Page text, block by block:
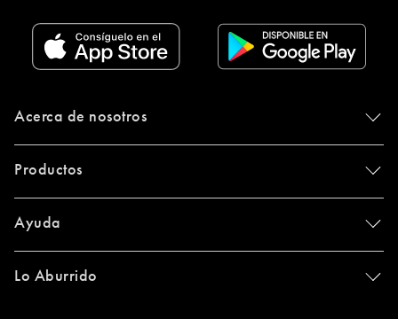
Acerca de nosotros
Productos
Ayuda
Lo Aburrido